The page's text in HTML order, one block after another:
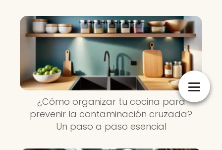
¿Cómo organizar tu cocina para
prevenir la contaminación cruzada?
Un paso a paso esencial